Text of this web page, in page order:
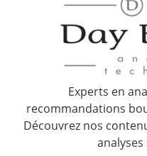
Experts en
recommandations
Découvrez nos
analyses